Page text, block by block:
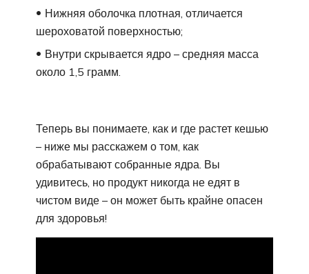
Нижняя оболочка плотная, отличается
шероховатой поверхностью;
Внутри скрывается ядро – средняя масса
около 1,5 грамм.
Теперь вы понимаете, как и где растет кешью
– ниже мы расскажем о том, как
обрабатывают собранные ядра. Вы
удивитесь, но продукт никогда не едят в
чистом виде – он может быть крайне опасен
для здоровья!